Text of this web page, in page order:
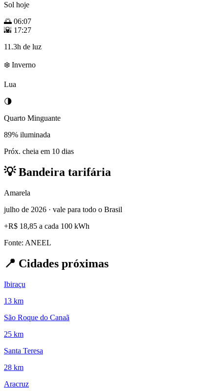
Sol hoje
🌅 06:07
🌇 17:27
11.3h de luz
❄️ Inverno
Lua
🌗
Quarto Minguante
89% iluminada
Próx. cheia em 10 dias
💡Bandeira tarifária
Amarela
julho de 2026 · vale para todo o Brasil
+R$ 18,85 a cada 100 kWh
Fonte: ANEEL
📍 Cidades próximas
Ibiraçu
13 km
São Roque do Canaã
25 km
Santa Teresa
28 km
Aracruz